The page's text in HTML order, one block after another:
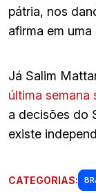
pátria, nos
afirma em uma
Já Salim
última semana
a decisões do
existe
CATEGORIAS: